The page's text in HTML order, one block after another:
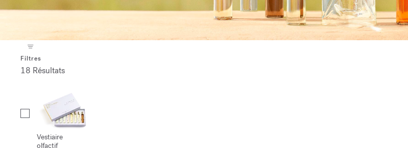
Filtres
18 Résultats
Vestiaire
olfactif